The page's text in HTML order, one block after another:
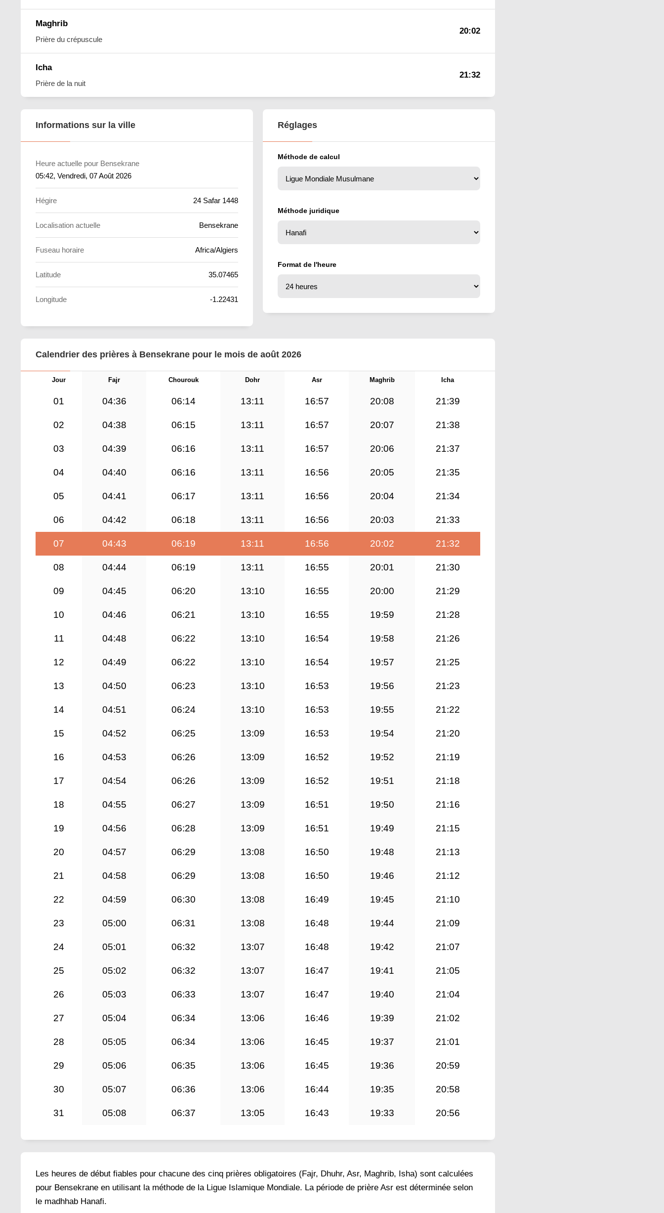
Maghrib
Prière du crépuscule
20:02
Icha
Prière de la nuit
21:32
Informations sur la ville
Heure actuelle pour Bensekrane
05:42, Vendredi, 07 Août 2026
Hégire 24 Safar 1448
Localisation actuelle Bensekrane
Fuseau horaire Africa/Algiers
Latitude 35.07465
Longitude -1.22431
Réglages
Méthode de calcul
Méthode juridique
Format de l'heure
Calendrier des prières à Bensekrane pour le mois de août 2026
Jour Fajr Chourouk Dohr Asr Maghrib Icha
01 04:36 06:14 13:11 16:57 20:08 21:39
02 04:38 06:15 13:11 16:57 20:07 21:38
03 04:39 06:16 13:11 16:57 20:06 21:37
04 04:40 06:16 13:11 16:56 20:05 21:35
05 04:41 06:17 13:11 16:56 20:04 21:34
06 04:42 06:18 13:11 16:56 20:03 21:33
07 04:43 06:19 13:11 16:56 20:02 21:32
08 04:44 06:19 13:11 16:55 20:01 21:30
09 04:45 06:20 13:10 16:55 20:00 21:29
10 04:46 06:21 13:10 16:55 19:59 21:28
11 04:48 06:22 13:10 16:54 19:58 21:26
12 04:49 06:22 13:10 16:54 19:57 21:25
13 04:50 06:23 13:10 16:53 19:56 21:23
14 04:51 06:24 13:10 16:53 19:55 21:22
15 04:52 06:25 13:09 16:53 19:54 21:20
16 04:53 06:26 13:09 16:52 19:52 21:19
17 04:54 06:26 13:09 16:52 19:51 21:18
18 04:55 06:27 13:09 16:51 19:50 21:16
19 04:56 06:28 13:09 16:51 19:49 21:15
20 04:57 06:29 13:08 16:50 19:48 21:13
21 04:58 06:29 13:08 16:50 19:46 21:12
22 04:59 06:30 13:08 16:49 19:45 21:10
23 05:00 06:31 13:08 16:48 19:44 21:09
24 05:01 06:32 13:07 16:48 19:42 21:07
25 05:02 06:32 13:07 16:47 19:41 21:05
26 05:03 06:33 13:07 16:47 19:40 21:04
27 05:04 06:34 13:06 16:46 19:39 21:02
28 05:05 06:34 13:06 16:45 19:37 21:01
29 05:06 06:35 13:06 16:45 19:36 20:59
30 05:07 06:36 13:06 16:44 19:35 20:58
31 05:08 06:37 13:05 16:43 19:33 20:56
Les heures de début fiables pour chacune des cinq prières obligatoires (Fajr, Dhuhr, Asr, Maghrib, Isha) sont calculées
pour Bensekrane en utilisant la méthode de la Ligue Islamique Mondiale. La période de prière Asr est déterminée selon
le madhhab Hanafi.